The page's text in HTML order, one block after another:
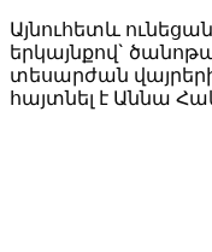
Այնուհետև
երկայնքով`
տեսարժան
հայտնել է Աննա